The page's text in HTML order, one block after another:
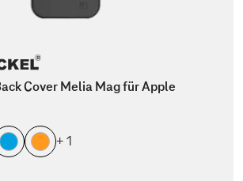
Cover Melia Mag für Apple
+ 1